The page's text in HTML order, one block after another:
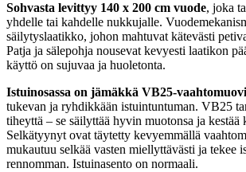
Sohvasta levittyy 140 x 200 cm vuode, joka
yhdelle tai kahdelle nukkujalle.
säilytyslaatikko, johon mahtuvat kätevästi
Patja ja sälepohja nousevat kevyesti laatikon
käyttö on sujuvaa ja huoletonta.
Istuinosassa on jämäkkä VB25-vaahtomuovi
tukevan ja ryhdikkään istuintuntuman. VB25
tiheyttä – se säilyttää hyvin muotonsa ja kestää
Selkätyynyt ovat täytetty kevyemmällä
mukautuu selkää vasten miellyttävästi ja tekee
rennomman. Istuinasento on normaali.